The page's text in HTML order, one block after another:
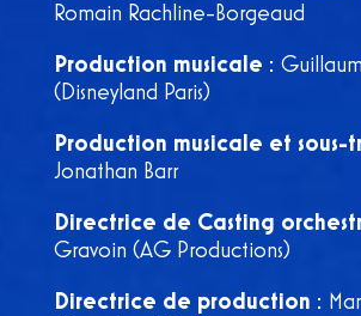
Romain Rachline-Borgeaud
Production musicale :
(Disneyland Paris)
Production musicale et sous-
Jonathan Barr
Directrice de Casting
Gravoin (AG Productions)
Directrice de production :